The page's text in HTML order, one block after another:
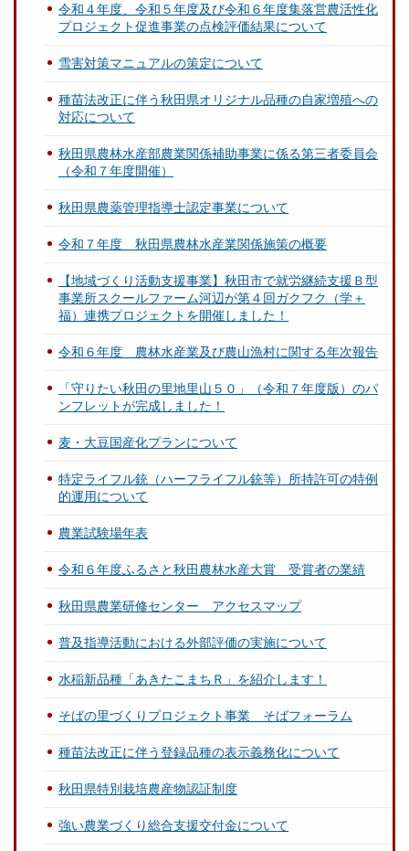
令和４年度、令和５年度及び令和６年度集落営農活性化
プロジェクト促進事業の点検評価結果について
雪害対策マニュアルの策定について
種苗法改正に伴う秋田県オリジナル品種の自家増殖への
対応について
秋田県農林水産部農業関係補助事業に係る第三者委員会
（令和７年度開催）
秋田県農薬管理指導士認定事業について
令和７年度 秋田県農林水産業関係施策の概要
【地域づくり活動支援事業】秋田市で就労継続支援Ｂ型
事業所スクールファーム河辺が第４回ガクフク（学＋
福）連携プロジェクトを開催しました！
令和６年度 農林水産業及び農山漁村に関する年次報告
「守りたい秋田の里地里山５０」（令和７年度版）のパ
ンフレットが完成しました！
麦・大豆国産化プランについて
特定ライフル銃（ハーフライフル銃等）所持許可の特例
的運用について
農業試験場年表
令和６年度ふるさと秋田農林水産大賞 受賞者の業績
秋田県農業研修センター アクセスマップ
普及指導活動における外部評価の実施について
水稲新品種「あきたこまちＲ」を紹介します！
そばの里づくりプロジェクト事業 そばフォーラム
種苗法改正に伴う登録品種の表示義務化について
秋田県特別栽培農産物認証制度
強い農業づくり総合支援交付金について